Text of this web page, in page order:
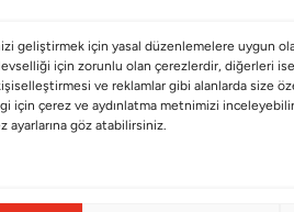
geliştirmek için yasal düzenlemelere uygun
için zorunlu olan çerezlerdir, diğerleri
ve reklamlar gibi alanlarda size
için çerez ve aydınlatma metnimizi
ayarlarına göz atabilirsiniz.